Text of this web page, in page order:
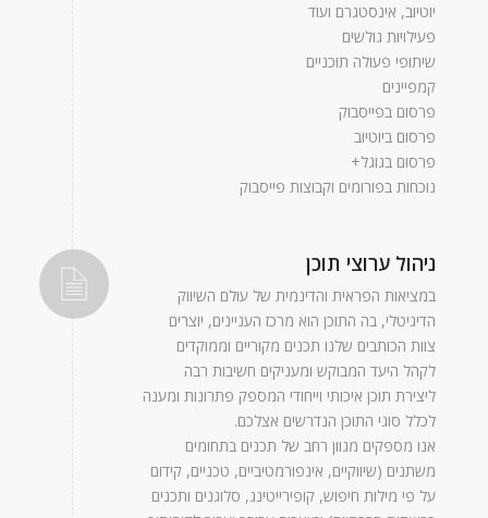
יוטיוב, אינסטגרם ועוד
פעילויות גולשים
שיתופי פעולה תוכניים
קמפיינים
פרסום בפייסבוק
פרסום ביוטיוב
פרסום בגוגל+
נוכחות בפורומים וקבוצות פייסבוק
ניהול ערוצי תוכן
במציאות הפראית והדינמית של עולם השיווק
הדיגיטלי, בה התוכן הוא מרכז העניינים, יוצרים
צוות הכותבים שלנו תכנים מקוריים וממוקדים
לקהל היעד המבוקש ומעניקים חשיבות רבה
ליצירת תוכן איכותי וייחודי המספק פתרונות ומענה
לכלל סוגי התוכן הנדרשים אצלכם.
אנו מספקים מגוון רחב של תכנים בתחומים
משתנים (שיווקיים, אינפורמטיביים, טכניים, קידום
על פי מילות חיפוש, קופירייטינג, סלוגנים ותכנים